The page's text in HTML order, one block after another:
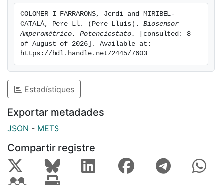
COLOMER I FARRARONS, Jordi and MIRIBEL-
CATALÀ, Pere Ll. (Pere Lluís). Biosensor
Amperométrico. Potenciostato.
[consulted: 8
of August of 2026]. Available at:
https://hdl.handle.net/2445/7603
Estadístiques
Exportar metadades
JSON - METS
Compartir registre